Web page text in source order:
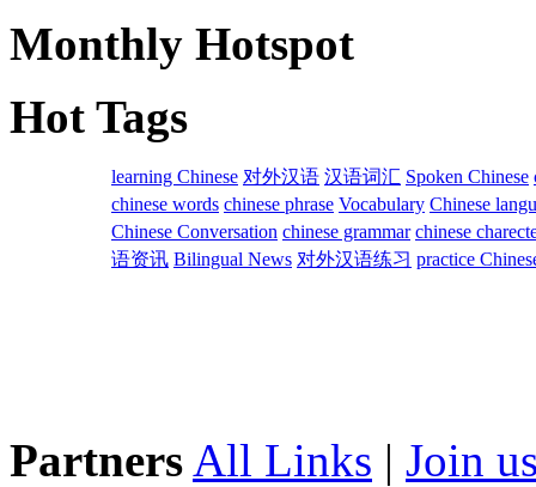
Monthly Hotspot
Hot Tags
learning Chinese 对外汉语 汉语词汇 Spoken Chinese
chinese words chinese phrase Vocabulary Chinese
Chinese Conversation chinese grammar chinese
语资讯 Bilingual News 对外汉语练习 practice
Partners All Links | Join